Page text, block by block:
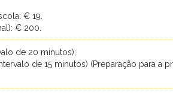
€ 19.
€ 200.
de 20 minutos);
de 15 minutos) (Preparação para a